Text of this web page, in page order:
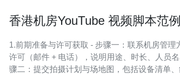
香港机房YouTube 视频脚本范
1.前期准备与许可获取 - 步骤一：联系机房管理
许可（邮件 + 电话），说明用途、时长、人员
骤二：提交拍摄计划与场地图，包括设备清单